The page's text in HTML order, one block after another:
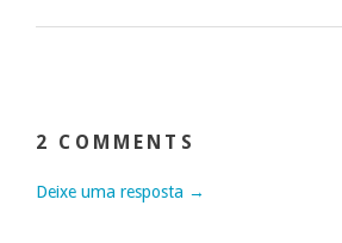
2 COMMENTS
Deixe uma resposta →